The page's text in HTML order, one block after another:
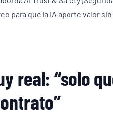
para que la IA aporte valor
real: “solo